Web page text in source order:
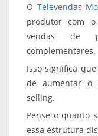
O Televendas
produtor com
vendas de
complementares.
Isso significa
de aumentar o
selling.
Pense o quanto
essa estrutura